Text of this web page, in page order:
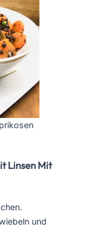
Linsen Mit
und